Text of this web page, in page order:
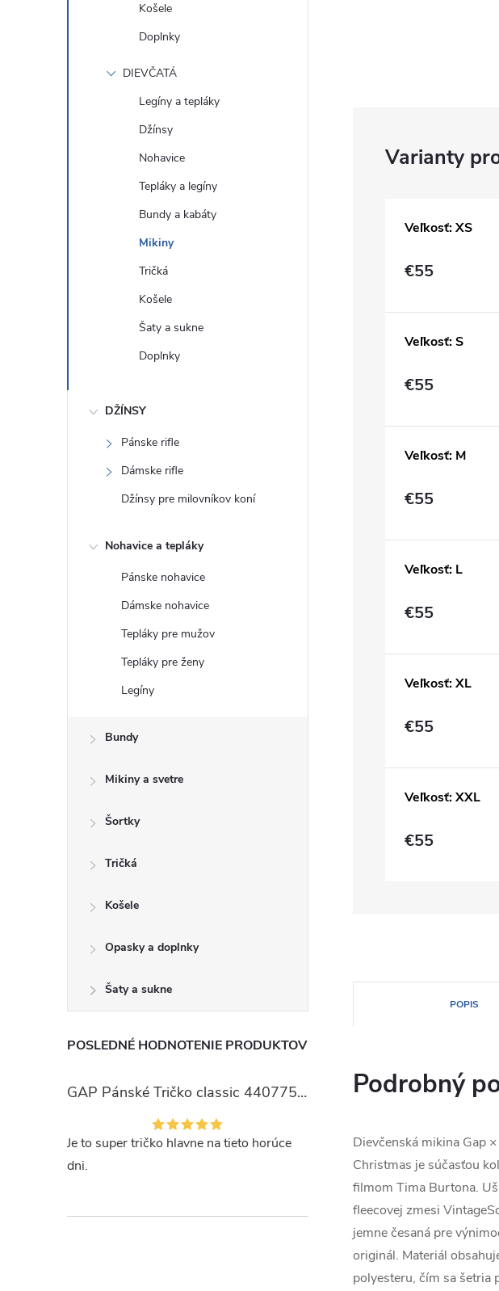
Košele
Doplnky
DIEVČATÁ
Legíny a tepláky
Džínsy
Nohavice
Tepláky a legíny
Bundy a kabáty
Mikiny
Tričká
Košele
Šaty a sukne
Doplnky
DŽÍNSY
Pánske rifle
Dámske rifle
Džínsy pre milovníkov koní
Nohavice a tepláky
Pánske nohavice
Dámske nohavice
Tepláky pre mužov
Tepláky pre ženy
Legíny
Bundy
Mikiny a svetre
Šortky
Tričká
Košele
Opasky a doplnky
Šaty a sukne
POSLEDNÉ HODNOTENIE PRODUKTOV
GAP Pánské Tričko classic 440775-00
Je to super tričko hlavne na tieto horúce
dni.
Veľkosť: XS
€55
Veľkosť: S
€55
Veľkosť: M
€55
Veľkosť: L
€55
Veľkosť: XL
€55
Veľkosť: XXL
€55
POPIS
Podrobný
Dievčenská mikina Gap
Christmas je súčasťou
filmom Tima Burtona.
fleecovej zmesi
jemne česaná pre
originál. Materiál
polyesteru, čím sa šetria